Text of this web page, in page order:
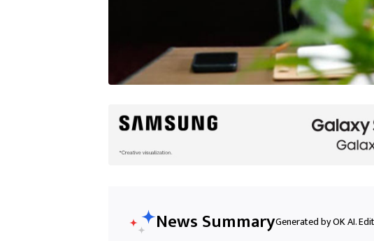
News SummaryGenerated by OK AI.